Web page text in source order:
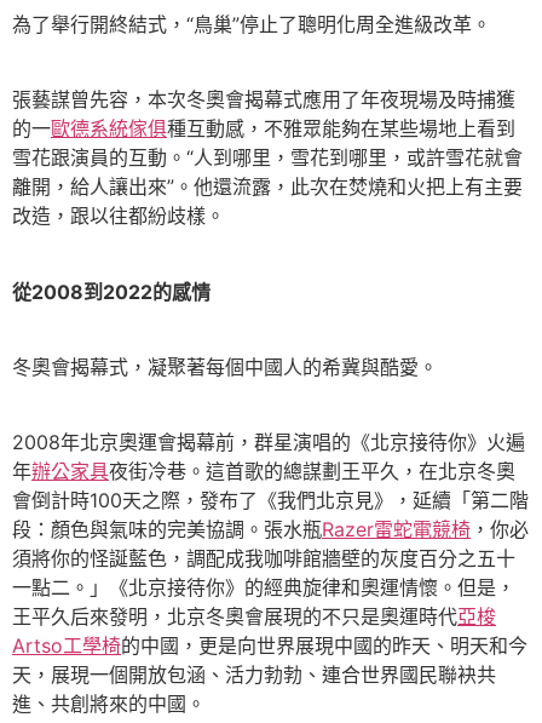
為了舉行開終結式，“鳥巢”停止了聰明化周全進級改革。
張藝謀曾先容，本次冬奧會揭幕式應用了年夜現場及時捕獲
的一歐德系統傢俱種互動感，不雅眾能夠在某些場地上看到
雪花跟演員的互動。“人到哪里，雪花到哪里，或許雪花就會
離開，給人讓出來”。他還流露，此次在焚燒和火把上有主要
改造，跟以往都紛歧樣。
從2008到2022的感情
冬奧會揭幕式，凝聚著每個中國人的希冀與酷愛。
2008年北京奧運會揭幕前，群星演唱的《北京接待你》火遍
年辦公家具夜街冷巷。這首歌的總謀劃王平久，在北京冬奧
會倒計時100天之際，發布了《我們北京見》，延續「第二階
段：顏色與氣味的完美協調。張水瓶Razer雷蛇電競椅 ，你必
須將你的怪誕藍色，調配成我咖啡館牆壁的灰度百分之五十
一點二。」《北京接待你》的經典旋律和奧運情懷。但是，
王平久后來發明，北京冬奧會展現的不只是奧運時代亞梭
Artso工學椅的中國，更是向世界展現中國的昨天、明天和今
天，展現一個開放包涵、活力勃勃、連合世界國民聯袂共
進、共創將來的中國。